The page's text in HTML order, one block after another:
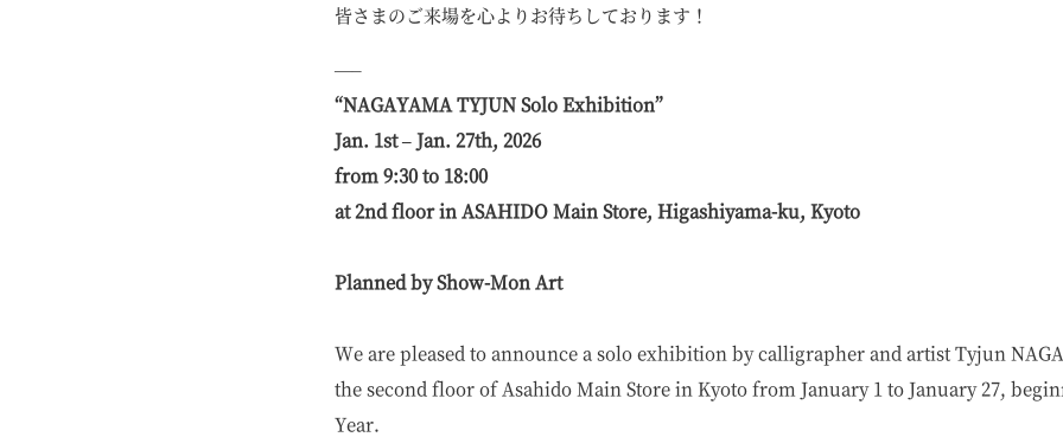
皆さまのご来場を心よりお待ちしております！
—–
“NAGAYAMA TYJUN Solo Exhibition”
Jan. 1st – Jan. 27th, 2026
from 9:30 to 18:00
at 2nd floor in ASAHIDO Main Store, Higashiyama-ku, Kyoto
Planned by Show-Mon Art
We are pleased to announce a solo exhibition by calligrapher and artist Tyjun
the second floor of Asahido Main Store in Kyoto from January 1 to January 27,
Year.